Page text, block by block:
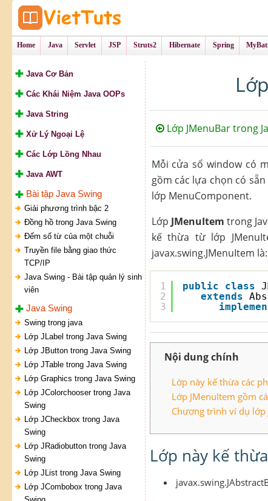
Home Java Servlet JSP Struts2 Hibernate Spring
Java Cơ Bản
Các Khái Niệm Java OOPs
Java String
Xử Lý Ngoại Lệ
Các Lớp Lồng Nhau
Java AWT
Bài tập Java Swing
Giải phương trình bậc 2
Đồng hồ trong Java Swing
Đếm số từ của một chuỗi
Truyền file bằng giao thức
TCP/IP
Java Swing - Bài tập quản lý sinh
viên
Java Swing
Swing trong java
Lớp JLabel trong Java Swing
Lớp JButton trong Java Swing
Lớp JTable trong Java Swing
Lớp Graphics trong Java Swing
Lớp JColorchooser trong Java
Swing
Lớp JCheckbox trong Java
Swing
Lớp JRadiobutton trong Java
Swing
Lớp JList trong Java Swing
Lớp JCombobox trong Java
Lớp JMenuBar trong
Mỗi cửa sổ window có
gồm các lựa chọn có
lớp MenuComponent.
Lớp JMenuItem trong
kế thừa từ lớp
javax.swing.JMenuItem là:
1
2
3
public class
extends
Nội dung chính
Lớp này kế thừa các
Lớp JMenuItem gồm
Chương trình ví dụ lớp
Lớp này kế